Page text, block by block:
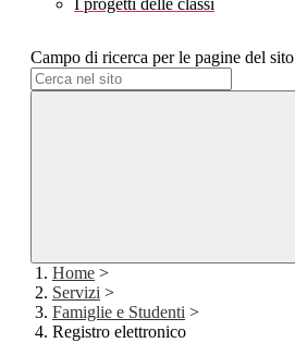
I progetti delle classi
Campo di ricerca per le pagine del sito
Home >
Servizi >
Famiglie e Studenti >
Registro elettronico